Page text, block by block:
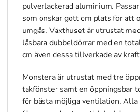
pulverlackerad aluminium.
som önskar gott om plats för att
umgås. Växthuset är utrustat
låsbara dubbeldörrar med en
cm även dessa tillverkade av
Monstera är utrustat med tre
takfönster samt en öppningsbar
för bästa möjliga ventilation. Alla